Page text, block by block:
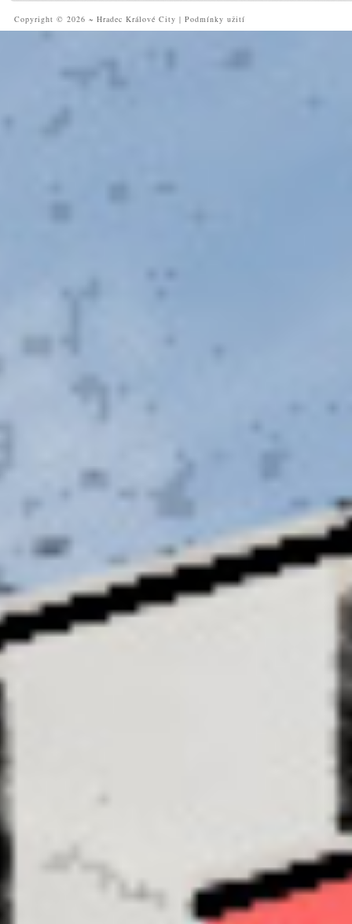
Copyright © 2026 ~ Hradec Králové City | Podmínky užití